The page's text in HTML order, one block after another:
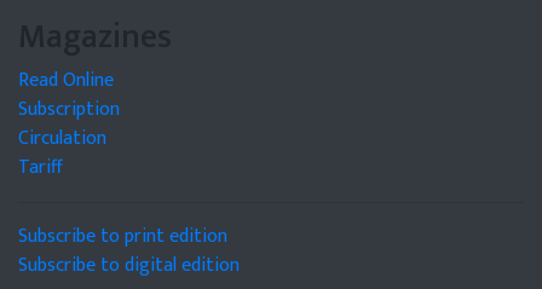
Magazines
Read Online
Subscription
Circulation
Tariff
Subscribe to print edition
Subscribe to digital edition